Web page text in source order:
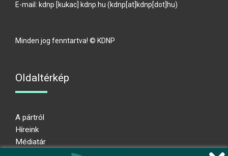
E-mail: kdnp [kukac] kdnp.hu (kdnp[at]kdnp[dot]hu)
Minden jog fenntartva! © KDNP
Oldaltérkép
A pártról
Híreink
Médiatár